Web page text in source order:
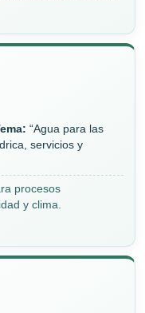
“Agua para las
servicios y
procesos
y clima.